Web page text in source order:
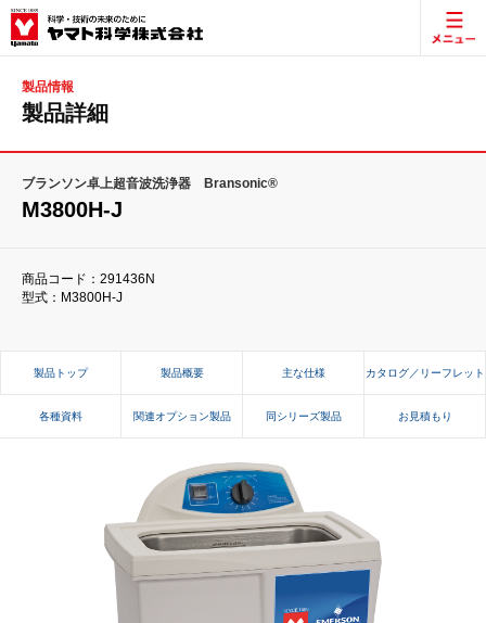
製品情報
製品詳細
ブランソン卓上超音波洗浄器 Bransonic®
M3800H-J
商品コード：291436N
型式：M3800H-J
製品トップ 製品概要 主な仕様 カタログ／リーフレット
各種資料 関連オプション製品 同シリーズ製品 お見積もり